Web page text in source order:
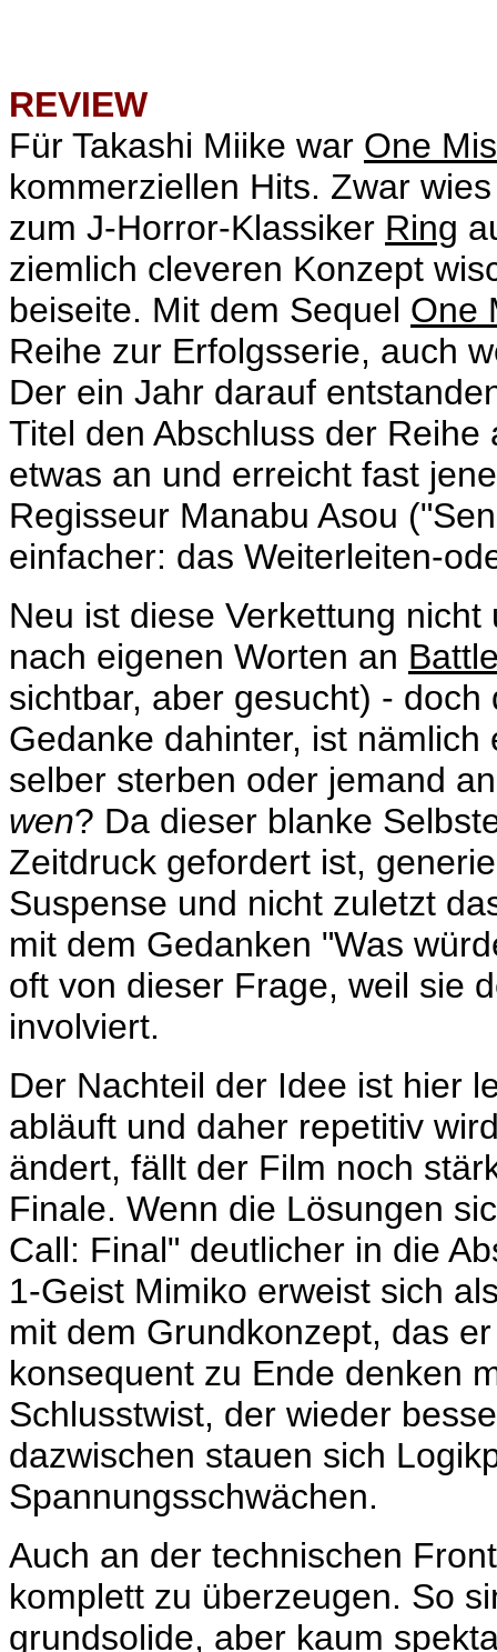
REVIEW
Für Takashi Miike war One
kommerziellen Hits. Zwar
zum J-Horror-Klassiker Ring
ziemlich cleveren Konzept
beiseite. Mit dem Sequel One
Reihe zur Erfolgsserie, auch
Der ein Jahr darauf
Titel den Abschluss der
etwas an und erreicht fast
Regisseur Manabu Asou ("
einfacher: das Weiterleiten-
Neu ist diese Verkettung
nach eigenen Worten an
sichtbar, aber gesucht) -
Gedanke dahinter, ist
selber sterben oder jemand
wen? Da dieser blanke
Zeitdruck gefordert ist,
Suspense und nicht zuletzt
mit dem Gedanken "Was
oft von dieser Frage, weil sie
involviert.
Der Nachteil der Idee ist hier
abläuft und daher repetitiv
ändert, fällt der Film noch
Finale. Wenn die Lösungen
Call: Final" deutlicher in die
1-Geist Mimiko erweist sich
mit dem Grundkonzept, das
konsequent zu Ende denken
Schlusstwist, der wieder
dazwischen stauen sich
Spannungsschwächen.
Auch an der technischen
komplett zu überzeugen. So
grundsolide, aber kaum